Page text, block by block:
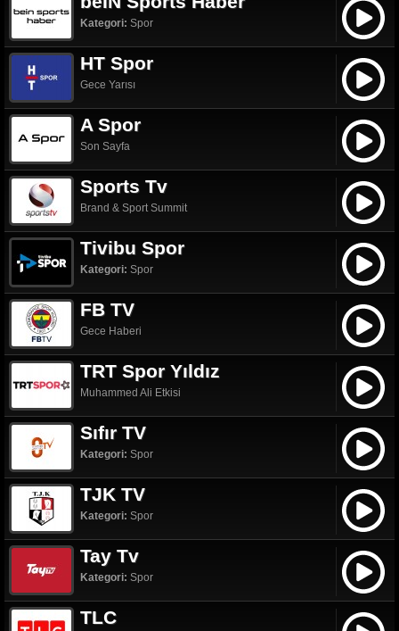
Kategori: Spor
HT Spor
Gece Yarısı
A Spor
Son Sayfa
Sports Tv
Brand & Sport Summit
Tivibu Spor
Kategori: Spor
FB TV
Gece Haberi
TRT Spor Yıldız
Muhammed Ali Etkisi
Sıfır TV
Kategori: Spor
TJK TV
Kategori: Spor
Tay Tv
Kategori: Spor
TLC